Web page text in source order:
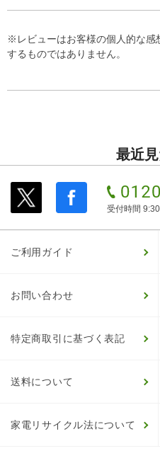
※レビューはお客様の個人的な感
するものではありません。
最近
受付時間
ご利用ガイド
お問い合わせ
特定商取引に基づく表記
送料について
家電リサイクル法について